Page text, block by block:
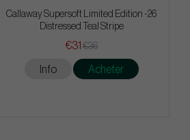
Callaway Supersoft Limited Edition -26
Distressed Teal Stripe
€31 €36
Info Acheter